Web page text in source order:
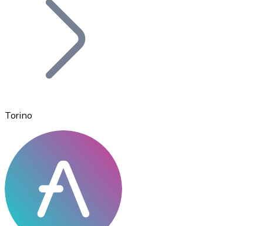
Bitcoin
Ethereum
ETH
Torino